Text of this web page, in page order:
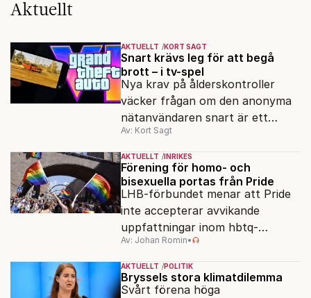
Aktuellt
AKTUELLT KORT SAGT
Snart krävs leg för att begå
brott – i tv-spel
Nya krav på ålderskontroller
väcker frågan om den anonyma
nätanvändaren snart är ett
minne blott.
Av: Kort Sagt
AKTUELLT INRIKES
Förening för homo- och
bisexuella portas från Pride
LHB-förbundet menar att Pride
inte accepterar avvikande
uppfattningar inom hbtq-
rörelsen. "Vi har inga problem
med transpersoner", säger
ordföranden Linn Saarinen.
Av: Johan Romin•
AKTUELLT POLITIK
Bryssels stora klimatdilemma
Svårt förena höga